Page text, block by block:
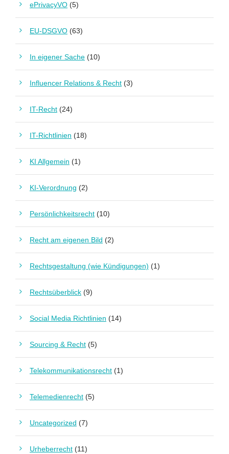
ePrivacyVO (5)
EU-DSGVO (63)
In eigener Sache (10)
Influencer Relations & Recht (3)
IT-Recht (24)
IT-Richtlinien (18)
KI Allgemein (1)
KI-Verordnung (2)
Persönlichkeitsrecht (10)
Recht am eigenen Bild (2)
Rechtsgestaltung (wie Kündigungen) (1)
Rechtsüberblick (9)
Social Media Richtlinien (14)
Sourcing & Recht (5)
Telekommunikationsrecht (1)
Telemedienrecht (5)
Uncategorized (7)
Urheberrecht (11)